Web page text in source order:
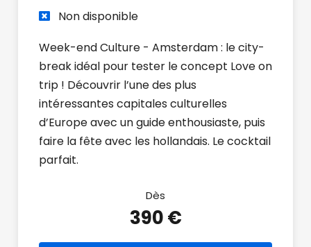
Non disponible
Week-end Culture - Amsterdam : le city-
break idéal pour tester le concept Love on
trip ! Découvrir l’une des plus
intéressantes capitales culturelles
d’Europe avec un guide enthousiaste, puis
faire la fête avec les hollandais. Le cocktail
parfait.
Dès
390 €